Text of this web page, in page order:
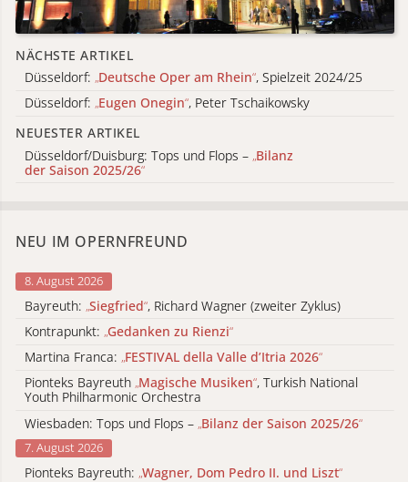
NÄCHSTE ARTIKEL
Düsseldorf: „Deutsche Oper am Rhein“, Spielzeit 2024/25
Düsseldorf: „Eugen Onegin“, Peter Tschaikowsky
NEUESTER ARTIKEL
Düsseldorf/Duisburg: Tops und Flops – „Bilanz
der Saison 2025/26“
NEU IM OPERNFREUND
8. August 2026
Bayreuth: „Siegfried“, Richard Wagner (zweiter Zyklus)
Kontrapunkt: „Gedanken zu Rienzi“
Martina Franca: „FESTIVAL della Valle d’Itria 2026“
Pionteks Bayreuth „Magische Musiken“, Turkish National
Youth Philharmonic Orchestra
Wiesbaden: Tops und Flops – „Bilanz der Saison 2025/26“
7. August 2026
Pionteks Bayreuth: „Wagner, Dom Pedro II. und Liszt“